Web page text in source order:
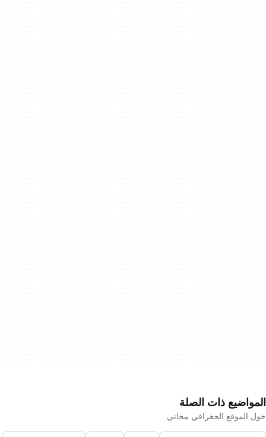
المواضيع ذات الصلة
حول الموقع الجغرافي مجاني